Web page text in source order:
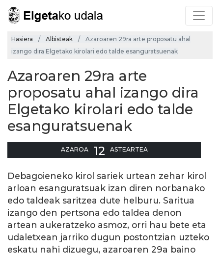
Hasiera Albisteak
Azaroaren 29ra arte proposatu ahal
izango dira Elgetako kirolari edo talde esanguratsuenak
Azaroaren 29ra arte
proposatu ahal izango dira
Elgetako kirolari edo talde
esanguratsuenak
AZAROA 12 ASTEARTEA
Debagoieneko kirol sariek urtean zehar kirol
arloan esanguratsuak izan diren norbanako
edo taldeak saritzea dute helburu. Saritua
izango den pertsona edo taldea denon
artean aukeratzeko asmoz, orri hau bete eta
udaletxean jarriko dugun postontzian uzteko
eskatu nahi dizuegu, azaroaren 29a baino